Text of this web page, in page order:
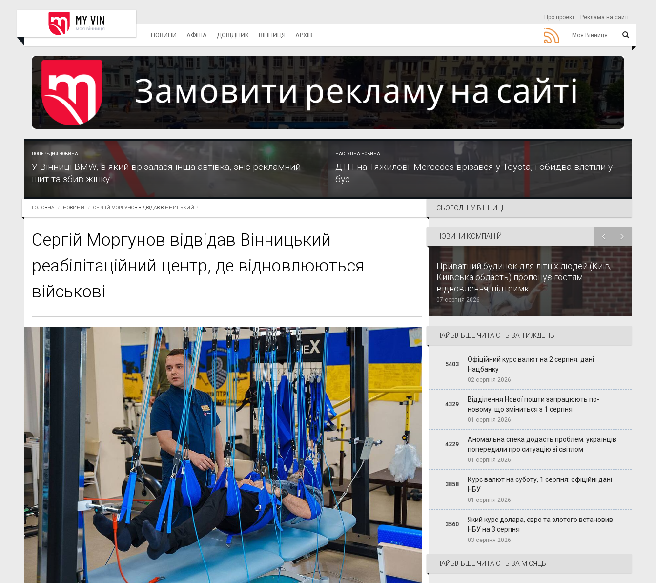
Про проект Реклама на сайті
Моя Вінниця
НОВИНИ АФІША ДОВІДНИК ВІННИЦЯ АРХІВ
ПОПЕРЕДНЯ НОВИНА
У Вінниці BMW, в який врізалася інша автівка, зніс рекламний
щит та збив жінку
НАСТУПНА НОВИНА
ДТП на Тяжилові: Mercedes врізався у Toyota, і обидва влетіли у
бус
ГОЛОВНА НОВИНИ СЕРГІЙ МОРГУНОВ ВІДВІДАВ ВІННИЦЬКИЙ Р...
Сергій Моргунов відвідав Вінницький
реабілітаційний центр, де відновлюються
військові
СЬОГОДНІ У ВІННИЦІ
НОВИНИ КОМПАНІЙ
Приватний будинок для літніх людей (Київ,
Київська область) пропонує гостям
відновлення, підтримк...
07 серпня 2026
НАЙБІЛЬШЕ ЧИТАЮТЬ ЗА ТИЖДЕНЬ
5403
Офіційний курс валют на 2 серпня: дані
Нацбанку
02 серпня 2026
4329
Відділення Нової пошти запрацюють по-
новому: що зміниться з 1 серпня
01 серпня 2026
4229
Аномальна спека додасть проблем: українців
попередили про ситуацію зі світлом
01 серпня 2026
3858
Курс валют на суботу, 1 серпня: офіційні дані
НБУ
01 серпня 2026
3560
Який курс долара, євро та злотого встановив
НБУ на 3 серпня
03 серпня 2026
НАЙБІЛЬШЕ ЧИТАЮТЬ ЗА МІСЯЦЬ